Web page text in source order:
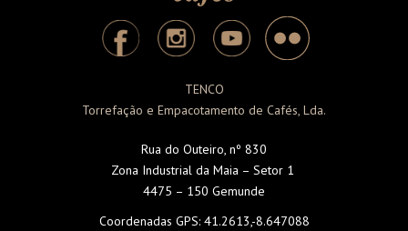
TENCO
Torrefação e Empacotamento de Cafés, Lda.
Rua do Outeiro, nº 830
Zona Industrial da Maia – Setor 1
4475 – 150 Gemunde
Coordenadas GPS:41.2613,-8.647088